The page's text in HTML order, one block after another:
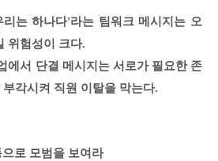
는 하나다'라는 팀워크 메시지는 오
위험성이 크다.
에서 단결 메시지는 서로가 필요한 존
각시켜 직원 이탈을 막는다.
로 모범을 보여라